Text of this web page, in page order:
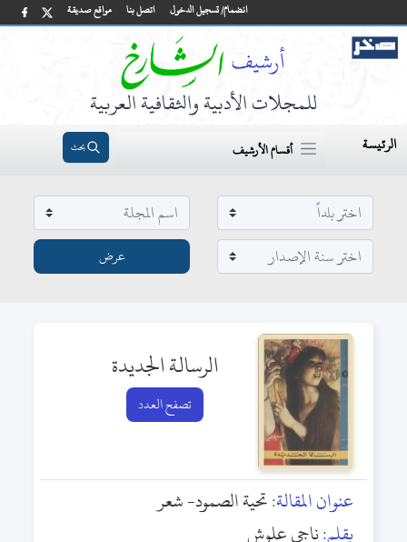
مواقع صديقة اتصل بنا انضمام/ تسجيل الدخول
للمجلات الأدبية والثقافية العربية
الرئيسة أقسام الأرشيف بحث
الرسالة الجديدة
تصفح العدد
عنوان المقالة:تحية الصمود- شعر
بقلم:ناجي علوش